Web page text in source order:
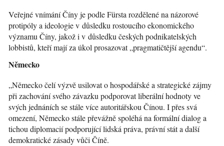
Veřejné vnímání Číny je podle Fürsta rozdělené na názorové
protipóly a ideologie v důsledku rostoucího ekonomického
významu Číny, jakož i v důsledku českých podnikatelských
lobbistů, kteří mají za úkol prosazovat „pragmatičtější agendu“.
Německo
„Německo čelí výzvě usilovat o hospodářské a strategické zájmy
při zachování svého závazku podporovat liberální hodnoty ve
svých jednáních se stále více autoritářskou Čínou. I přes svá
omezení, Německo stále převážně spoléhá na formální dialog a
tichou diplomacií podporující lidská práva, právní stát a další
demokratické zásady vůči Číně.